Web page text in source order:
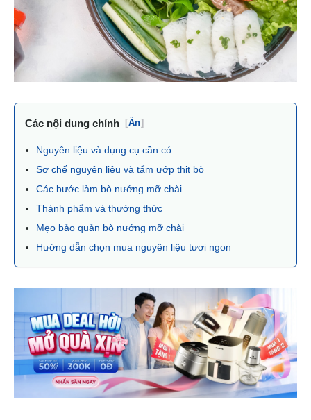
Các nội dung chính [Ẩn]
Nguyên liệu và dụng cụ cần có
Sơ chế nguyên liệu và tẩm ướp thịt bò
Các bước làm bò nướng mỡ chài
Thành phẩm và thưởng thức
Mẹo bảo quản bò nướng mỡ chài
Hướng dẫn chọn mua nguyên liệu tươi ngon